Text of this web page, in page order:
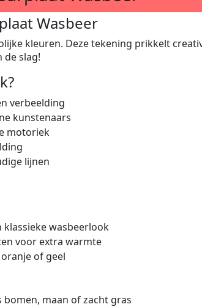
Wasbeer
kleuren. Deze tekening prikkelt
de slag!
verbeelding
kunstenaars
motoriek
lijnen
klassieke wasbeerlook
voor extra warmte
of geel
maan of zacht gras